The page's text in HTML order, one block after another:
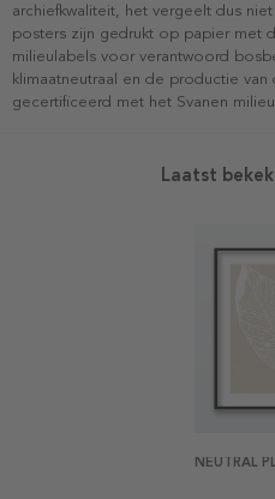
archiefkwaliteit, het vergeelt dus
posters zijn gedrukt op papier met
milieulabels voor verantwoord
klimaatneutraal en de productie
gecertificeerd met het Svanen
Laatst